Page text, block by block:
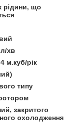
рідини, що
хв
м.куб/рік
типу
закритого
охолодження